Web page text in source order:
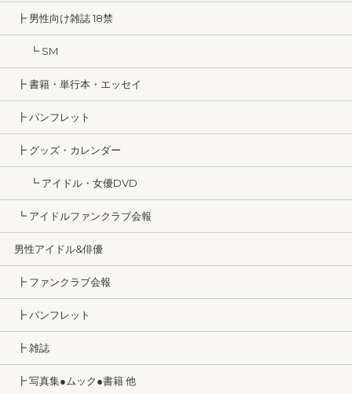
┣ 男性向け雑誌 18禁
┗ SM
┣ 書籍・単行本・エッセイ
┣ パンフレット
┣ グッズ・カレンダー
┗ アイドル・女優DVD
┗ アイドルファンクラブ会報
男性アイドル&俳優
┣ ファンクラブ会報
┣ パンフレット
┣ 雑誌
┣ 写真集●ムック●書籍 他